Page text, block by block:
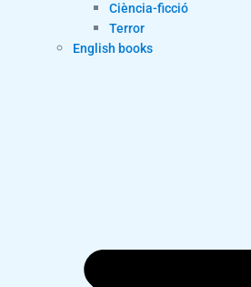
Ciència-ficció
Terror
English books